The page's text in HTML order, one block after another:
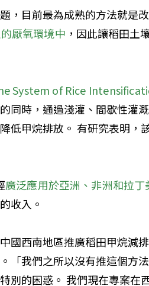
，目前最為成熟的方法就是
厭氧環境中 ，因此讓稻田土
System of Rice
同時，通過淺灌、間歇性灌
低甲烷排放。 有研究表明，
廣泛應用於亞洲、非洲和拉丁
收入。
國西南地區推廣稻田甲烷減
「我們之所以沒有推這個方
別的困惑。 我們現在專案在